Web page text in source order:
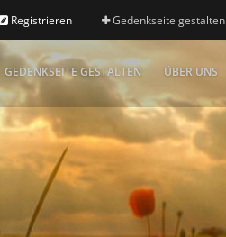
Registrieren Gedenkseite gestalten
GEDENKSEITE GESTALTEN ÜBER UNS